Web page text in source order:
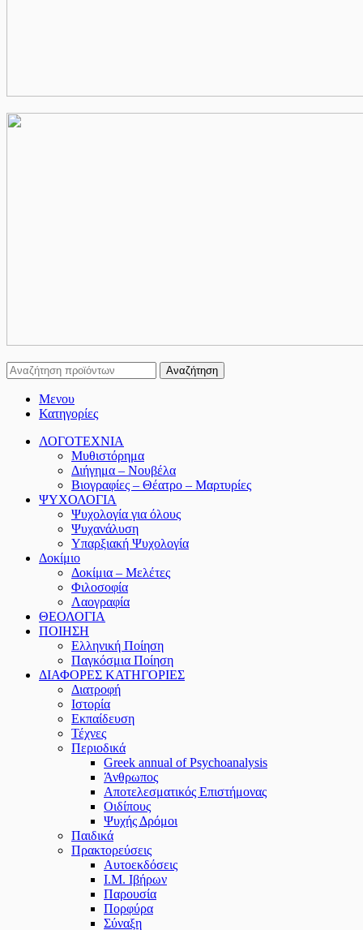
Αναζήτηση
Μενου
Κατηγορίες
ΛΟΓΟΤΕΧΝΙΑ
Μυθιστόρημα
Διήγημα – Νουβέλα
Βιογραφίες – Θέατρο – Μαρτυρίες
ΨΥΧΟΛΟΓΙΑ
Ψυχολογία για όλους
Ψυχανάλυση
Υπαρξιακή Ψυχολογία
Δοκίμιο
Δοκίμια – Μελέτες
Φιλοσοφία
Λαογραφία
ΘΕΟΛΟΓΙΑ
ΠΟΙΗΣΗ
Ελληνική Ποίηση
Παγκόσμια Ποίηση
ΔΙΑΦΟΡΕΣ ΚΑΤΗΓΟΡΙΕΣ
Διατροφή
Ιστορία
Εκπαίδευση
Τέχνες
Περιοδικά
Greek annual of Psychoanalysis
Άνθρωπος
Αποτελεσματικός Επιστήμονας
Οιδίπους
Ψυχής Δρόμοι
Παιδικά
Πρακτoρεύσεις
Αυτοεκδόσεις
Ι.Μ. Ιβήρων
Παρουσία
Πορφύρα
Σύναξη